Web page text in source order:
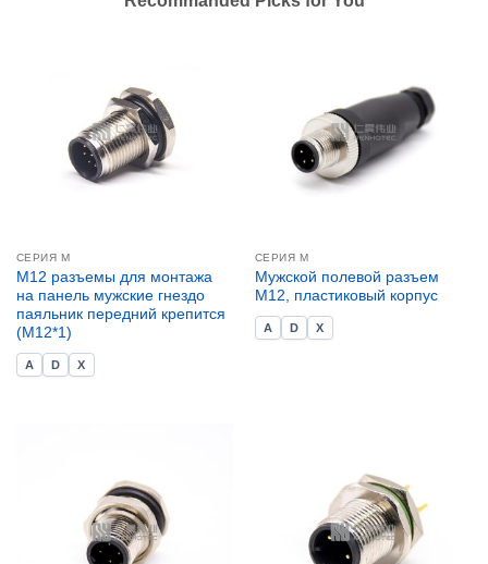
СЕРИЯ М
M12 разъемы для монтажа
на панель мужские гнездо
паяльник передний крепится
(M12*1)
A D X
СЕРИЯ М
Мужской полевой разъем
M12, пластиковый корпус
A D X